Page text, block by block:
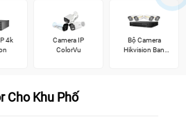
4k
Camera IP
ColorVu
Bộ Camera
Hikvision Ban
Cho Khu Phố